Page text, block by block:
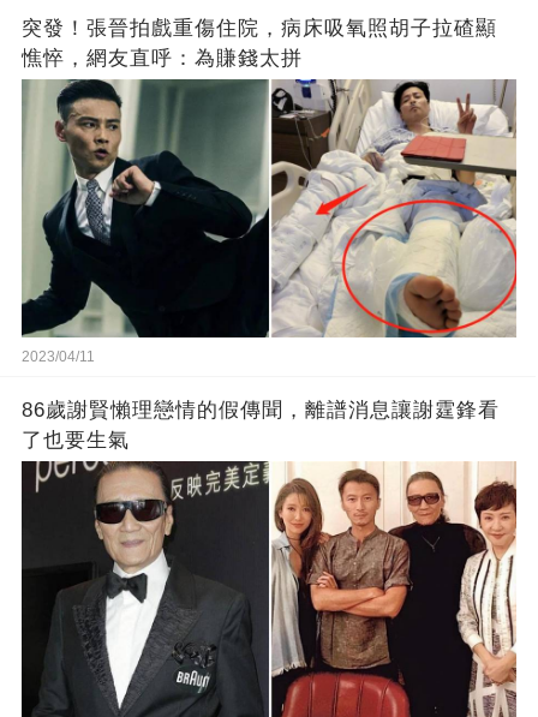
突發！張晉拍戲重傷住院，病床吸氧照胡子拉碴顯
憔悴，網友直呼：為賺錢太拼
2023/04/11
86歲謝賢懶理戀情的假傳聞，離譜消息讓謝霆鋒看
了也要生氣